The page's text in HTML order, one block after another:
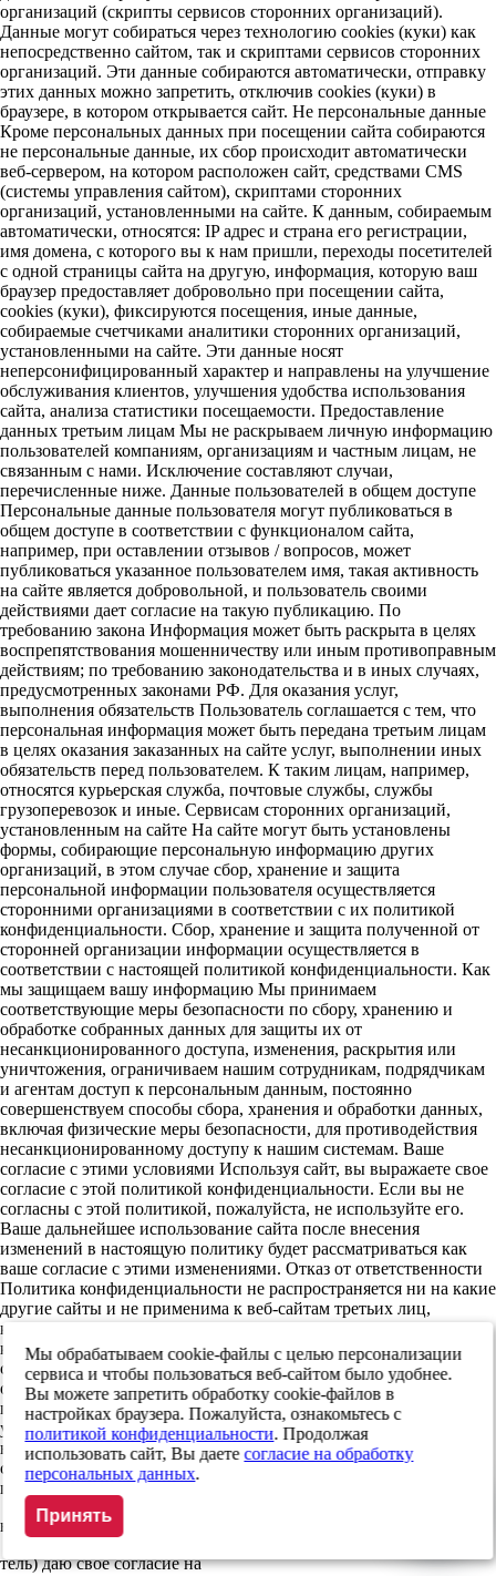
организаций (скрипты сервисов сторонних организаций).
Данные могут собираться через технологию cookies (куки) как
непосредственно сайтом, так и скриптами сервисов сторонних
организаций. Эти данные собираются автоматически, отправку
этих данных можно запретить, отключив cookies (куки) в
браузере, в котором открывается сайт. Не персональные данные
Кроме персональных данных при посещении сайта собираются
не персональные данные, их сбор происходит автоматически
веб-сервером, на котором расположен сайт, средствами CMS
(системы управления сайтом), скриптами сторонних
организаций, установленными на сайте. К данным, собираемым
автоматически, относятся: IP адрес и страна его регистрации,
имя домена, с которого вы к нам пришли, переходы посетителей
с одной страницы сайта на другую, информация, которую ваш
браузер предоставляет добровольно при посещении сайта,
cookies (куки), фиксируются посещения, иные данные,
собираемые счетчиками аналитики сторонних организаций,
установленными на сайте. Эти данные носят
неперсонифицированный характер и направлены на улучшение
обслуживания клиентов, улучшения удобства использования
сайта, анализа статистики посещаемости. Предоставление
данных третьим лицам Мы не раскрываем личную информацию
пользователей компаниям, организациям и частным лицам, не
связанным с нами. Исключение составляют случаи,
перечисленные ниже. Данные пользователей в общем доступе
Персональные данные пользователя могут публиковаться в
общем доступе в соответствии с функционалом сайта,
например, при оставлении отзывов / вопросов, может
публиковаться указанное пользователем имя, такая активность
на сайте является добровольной, и пользователь своими
действиями дает согласие на такую публикацию. По
требованию закона Информация может быть раскрыта в целях
воспрепятствования мошенничеству или иным противоправным
действиям; по требованию законодательства и в иных случаях,
предусмотренных законами РФ. Для оказания услуг,
выполнения обязательств Пользователь соглашается с тем, что
персональная информация может быть передана третьим лицам
в целях оказания заказанных на сайте услуг, выполнении иных
обязательств перед пользователем. К таким лицам, например,
относятся курьерская служба, почтовые службы, службы
грузоперевозок и иные. Сервисам сторонних организаций,
установленным на сайте На сайте могут быть установлены
формы, собирающие персональную информацию других
организаций, в этом случае сбор, хранение и защита
персональной информации пользователя осуществляется
сторонними организациями в соответствии с их политикой
конфиденциальности. Сбор, хранение и защита полученной от
сторонней организации информации осуществляется в
соответствии с настоящей политикой конфиденциальности. Как
мы защищаем вашу информацию Мы принимаем
соответствующие меры безопасности по сбору, хранению и
обработке собранных данных для защиты их от
несанкционированного доступа, изменения, раскрытия или
уничтожения, ограничиваем нашим сотрудникам, подрядчикам
и агентам доступ к персональным данным, постоянно
совершенствуем способы сбора, хранения и обработки данных,
включая физические меры безопасности, для противодействия
несанкционированному доступу к нашим системам. Ваше
согласие с этими условиями Используя сайт, вы выражаете свое
согласие с этой политикой конфиденциальности. Если вы не
согласны с этой политикой, пожалуйста, не используйте его.
Ваше дальнейшее использование сайта после внесения
изменений в настоящую политику будет рассматриваться как
ваше согласие с этими изменениями. Отказ от ответственности
Политика конфиденциальности не распространяется ни на какие
другие сайты и не применима к веб-сайтам третьих лиц,
которые могут содержать упоминание о нашем сайте и с
которых могут делаться ссылки на сайт, а также ссылки с этого
сайта на другие сайты сети интернет. Мы не несем
ответственности за действия других веб-сайтов. Изменения в
политике конфиденциальности Мы имеем право по своему
усмотрению обновлять данную политику конфиденциальности
в любое время. Используя сайт, вы соглашаетесь с принятием на
себя ответственности за периодическое ознакомление с
политикой конфиденциальности и изменениями в ней
данных
даю свое согласие на
Мы обрабатываем cookie-файлы с целью персонализации
сервиса и чтобы пользоваться веб-сайтом было удобнее.
Вы можете запретить обработку cookie-файлов в
настройках браузера. Пожалуйста, ознакомьтесь с
политикой конфиденциальности. Продолжая
использовать сайт, Вы даетесогласие на обработку
персональных данных.
Принять